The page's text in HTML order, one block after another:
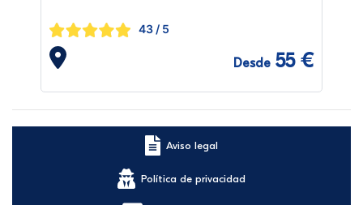
43 / 5
Desde 55 €
Aviso legal
Política de privacidad